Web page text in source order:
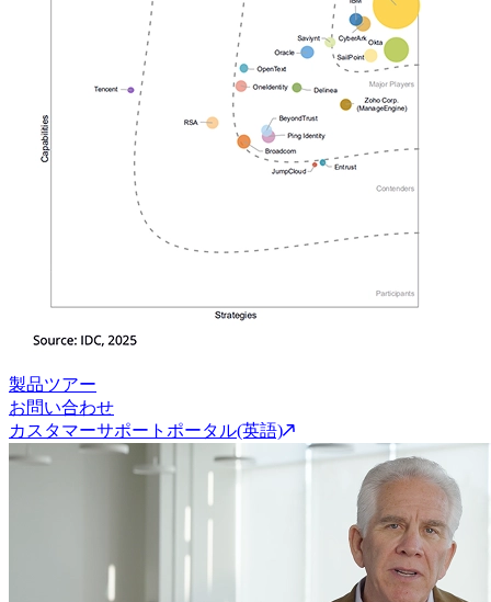
製品ツアー
お問い合わせ
カスタマーサポートポータル(英語)